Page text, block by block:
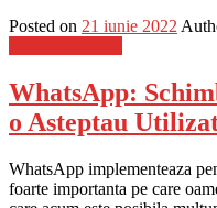
Posted on 21 iunie 2022
WhatsApp:
o Asteptau
WhatsApp implementeaza
foarte importanta pe care